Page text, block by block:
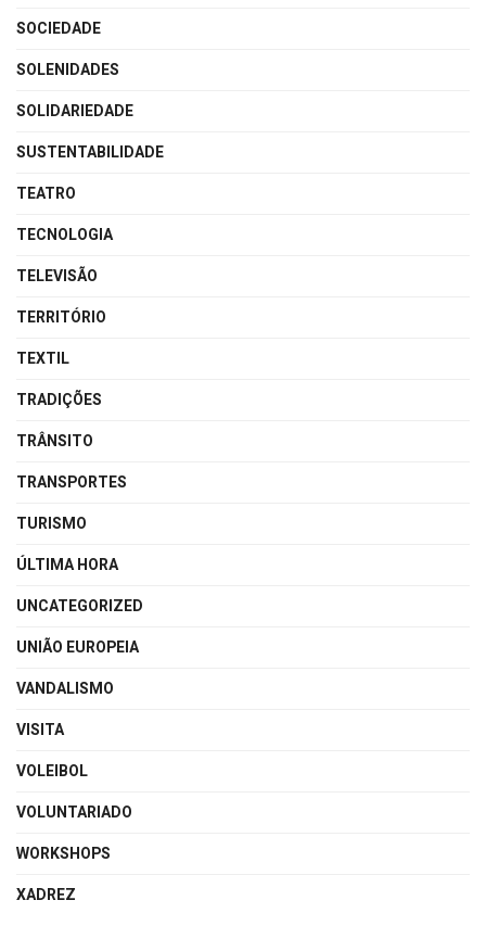
SOCIEDADE
SOLENIDADES
SOLIDARIEDADE
SUSTENTABILIDADE
TEATRO
TECNOLOGIA
TELEVISÃO
TERRITÓRIO
TEXTIL
TRADIÇÕES
TRÂNSITO
TRANSPORTES
TURISMO
ÚLTIMA HORA
UNCATEGORIZED
UNIÃO EUROPEIA
VANDALISMO
VISITA
VOLEIBOL
VOLUNTARIADO
WORKSHOPS
XADREZ